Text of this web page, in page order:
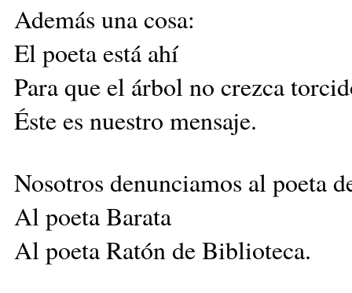
Además una cosa:
El poeta está ahí
Para que el árbol no crezca
Éste es nuestro mensaje.
Nosotros denunciamos al poeta
Al poeta Barata
Al poeta Ratón de Biblioteca.